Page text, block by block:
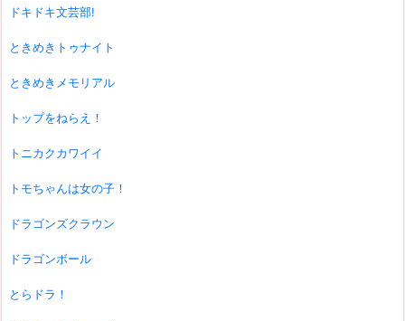
ドキドキ文芸部!
ときめきトゥナイト
ときめきメモリアル
トップをねらえ！
トニカクカワイイ
トモちゃんは女の子！
ドラゴンズクラウン
ドラゴンボール
とらドラ！